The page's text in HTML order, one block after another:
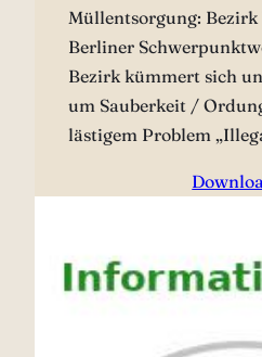
Müllentsorgung:
Berliner
Bezirk kümmert sich
um Sauberkeit /
lästigem Problem